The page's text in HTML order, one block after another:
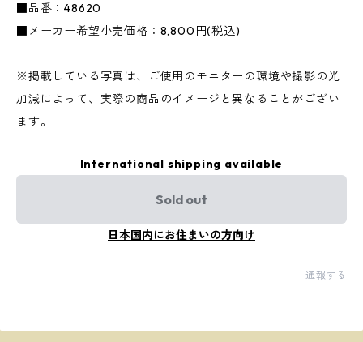
■品番：48620
■メーカー希望小売価格：8,800円(税込)
※掲載している写真は、ご使用のモニターの環境や撮影の光
加減によって、実際の商品のイメージと異なることがござい
ます。
International shipping available
Sold out
日本国内にお住まいの方向け
通報する